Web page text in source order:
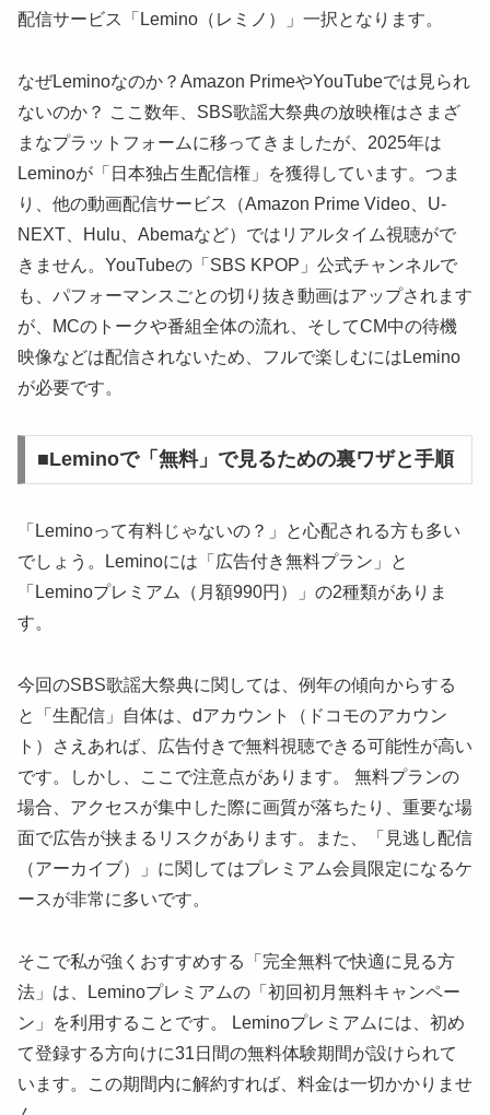
配信サービス「Lemino（レミノ）」一択となります。
なぜLeminoなのか？Amazon PrimeやYouTubeでは見られ
ないのか？ ここ数年、SBS歌謡大祭典の放映権はさまざ
まなプラットフォームに移ってきましたが、2025年は
Leminoが「日本独占生配信権」を獲得しています。つま
り、他の動画配信サービス（Amazon Prime Video、U-
NEXT、Hulu、Abemaなど）ではリアルタイム視聴がで
きません。YouTubeの「SBS KPOP」公式チャンネルで
も、パフォーマンスごとの切り抜き動画はアップされます
が、MCのトークや番組全体の流れ、そしてCM中の待機
映像などは配信されないため、フルで楽しむにはLemino
が必要です。
■Leminoで「無料」で見るための裏ワザと手順
「Leminoって有料じゃないの？」と心配される方も多い
でしょう。Leminoには「広告付き無料プラン」と
「Leminoプレミアム（月額990円）」の2種類がありま
す。
今回のSBS歌謡大祭典に関しては、例年の傾向からする
と「生配信」自体は、dアカウント（ドコモのアカウン
ト）さえあれば、広告付きで無料視聴できる可能性が高い
です。しかし、ここで注意点があります。 無料プランの
場合、アクセスが集中した際に画質が落ちたり、重要な場
面で広告が挟まるリスクがあります。また、「見逃し配信
（アーカイブ）」に関してはプレミアム会員限定になるケ
ースが非常に多いです。
そこで私が強くおすすめする「完全無料で快適に見る方
法」は、Leminoプレミアムの「初回初月無料キャンペー
ン」を利用することです。 Leminoプレミアムには、初め
て登録する方向けに31日間の無料体験期間が設けられて
います。この期間内に解約すれば、料金は一切かかりませ